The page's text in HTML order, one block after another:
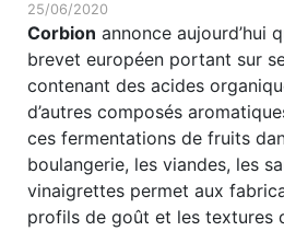
25/06/2020
Corbion annonce aujourd’hui
brevet européen portant sur
contenant des acides
d’autres composés
ces fermentations de fruits
boulangerie, les viandes, les
vinaigrettes permet aux
profils de goût et les textures